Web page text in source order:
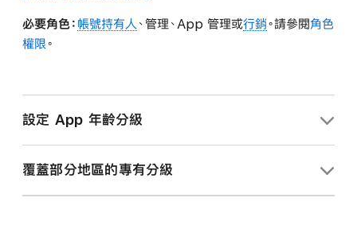
必要角色： 帳號持有人 、管理、App 管理或行銷。請參閱角色
權限。
設定 App 年齡分級
在「App」中，選取你要檢視的 App。
在側邊欄的「一般資訊」下，按一下「App 資訊」。
覆蓋部分地區的專有分級